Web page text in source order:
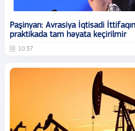
Paşinyan: Avrasiya İqtisadi
praktikada tam həyata keçirilmir
10:37